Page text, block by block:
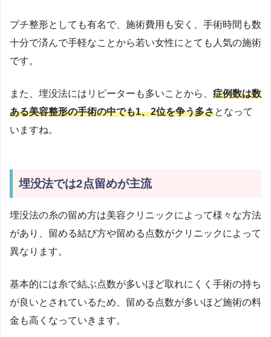
プチ整形としても有名で、施術費用も安く、手術時間も数
十分で済んで手軽なことから若い女性にとても人気の施術
です。
また、埋没法にはリピーターも多いことから、 症例数は数
ある美容整形の手術の中でも1、2位を争う多さとなって
いますね。
埋没法では2点留めが主流
埋没法の糸の留め方は美容クリニックによって様々な方法
があり、留める結び方や留める点数がクリニックによって
異なります。
基本的には糸で結ぶ点数が多いほど取れにくく手術の持ち
が良いとされているため、留める点数が多いほど施術の料
金も高くなっていきます。